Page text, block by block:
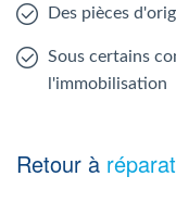
Des pièces
Sous certains
l'immobilisation
Retour à